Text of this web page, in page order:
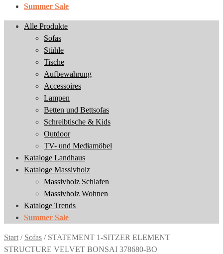
Summer Sale
Alle Produkte
Sofas
Stühle
Tische
Aufbewahrung
Accessoires
Lampen
Betten und Bettsofas
Schreibtische & Kids
Outdoor
TV- und Mediamöbel
Kataloge Landhaus
Kataloge Massivholz
Massivholz Schlafen
Massivholz Wohnen
Kataloge Trends
Summer Sale
Start / Sofas / STATEMENT 1-SITZER ELEMENT
STRUCTURE VELVET BONSAI 378680-BO